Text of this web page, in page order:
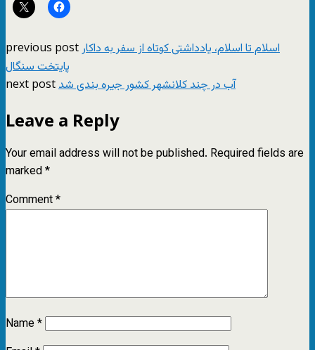
previous post اسلام تا اسلام، يادداشتی کوتاه از سفر به داکار
پايتخت سنگال
next postآب در چند کلانشهر کشور جیره بندی شد
Leave a Reply
Your email address will not be published. Required fields are
marked*
Comment*
Name*